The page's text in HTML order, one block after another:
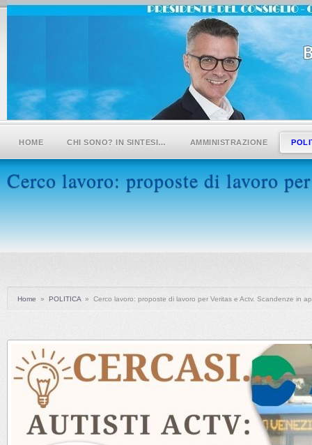
HOME CHI SONO? IN SINTESI… AMMINISTRAZIONE
Cerco lavoro: proposte di lavoro
Home » POLITICA » Cerco lavoro: proposte di lavoro per Veritas e Actv. Scandenze in